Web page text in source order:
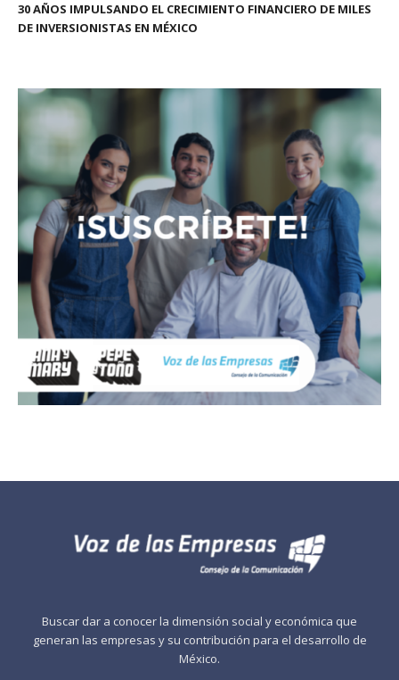
30 AÑOS IMPULSANDO EL CRECIMIENTO FINANCIERO DE MILES
DE INVERSIONISTAS EN MÉXICO
Buscar dar a conocer la dimensión social y económica que
generan las empresas y su contribución para el desarrollo de
México.